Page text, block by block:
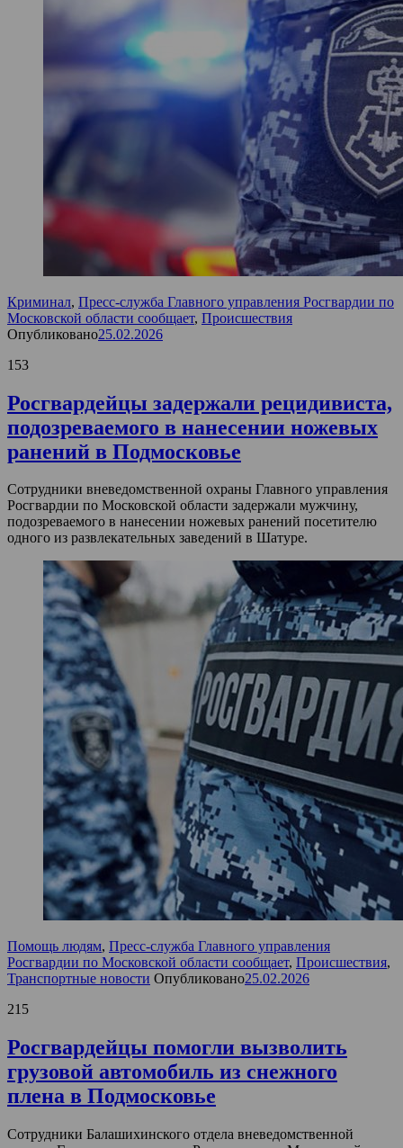
Криминал, Пресс-служба Главного управления Росгвардии по
Московской области сообщает, Происшествия
Опубликовано25.02.2026
153
Росгвардейцы задержали рецидивиста,
подозреваемого в нанесении ножевых
ранений в Подмосковье
Сотрудники вневедомственной охраны Главного управления
Росгвардии по Московской области задержали мужчину,
подозреваемого в нанесении ножевых ранений посетителю
одного из развлекательных заведений в Шатуре.
Помощь людям, Пресс-служба Главного управления
Росгвардии по Московской области сообщает, Происшествия,
Транспортные новости Опубликовано25.02.2026
215
Росгвардейцы помогли вызволить
грузовой автомобиль из снежного
плена в Подмосковье
Сотрудники Балашихинского отдела вневедомственной